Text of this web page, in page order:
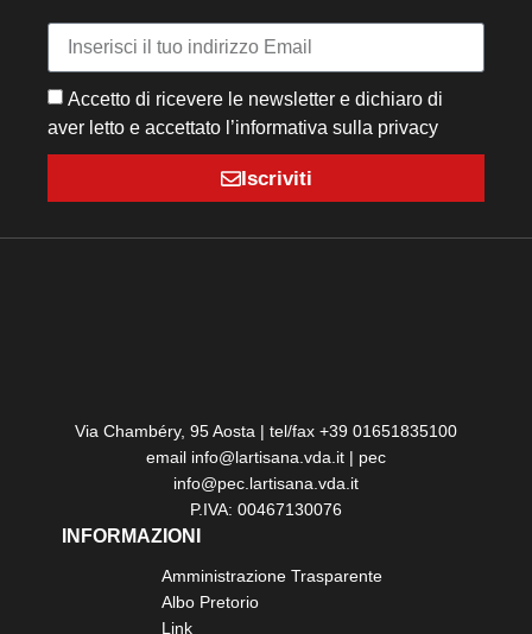
Accetto di ricevere le newsletter e dichiaro di
aver letto e accettato l’informativa sulla privacy
Iscriviti
Via Chambéry, 95 Aosta | tel/fax +39 01651835100
email info@lartisana.vda.it | pec
info@pec.lartisana.vda.it
P.IVA: 00467130076
INFORMAZIONI
Amministrazione Trasparente
Albo Pretorio
Link